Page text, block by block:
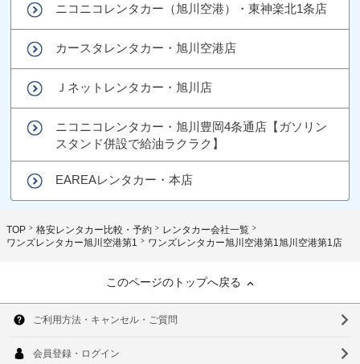
ニコニコレンタカー（旭川空港）・東神楽北1条店
カースタレンタカー・旭川空港店
Ｊネットレンタカー・旭川店
ニコニコレンタカー・旭川豊岡4条通店【ガソリン
スタンド併設で給油ラクラク】
EAREAレンタカー・本店
TOP 格安レンタカー比較・予約
レンタカー会社一覧
ワンズレンタカー旭川空港第1
ワンズレンタカー旭川空港第1旭川空港第1店
このページのトップへ戻る